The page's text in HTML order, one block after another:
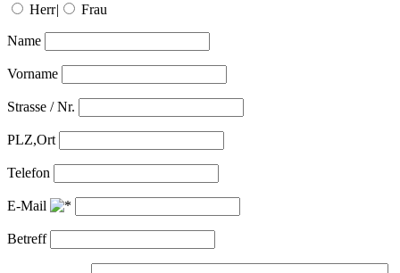
Herr| Frau
Name
Vorname
Strasse / Nr.
PLZ,Ort
Telefon
E-Mail
Betreff